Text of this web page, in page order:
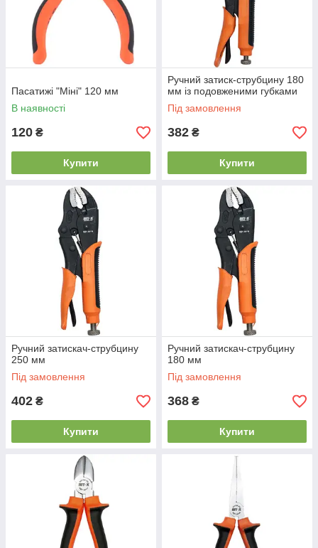
Пасатижі "Міні" 120 мм
В наявності
120 ₴
Купити
Ручний затиск-струбцину 180
мм із подовженими губками
Під замовлення
382 ₴
Купити
Ручний затискач-струбцину
250 мм
Під замовлення
402 ₴
Купити
Ручний затискач-струбцину
180 мм
Під замовлення
368 ₴
Купити